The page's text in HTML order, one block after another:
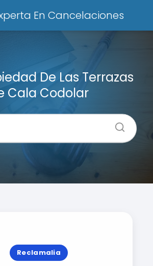
En Cancelaciones
De Las Terrazas
Cala Codolar
Reclamalia